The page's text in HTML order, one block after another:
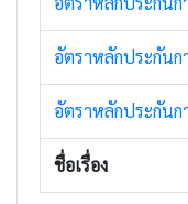
ชื่อเรื่อง